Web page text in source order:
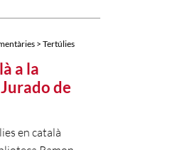
> Tertúlies
a la
de
en català